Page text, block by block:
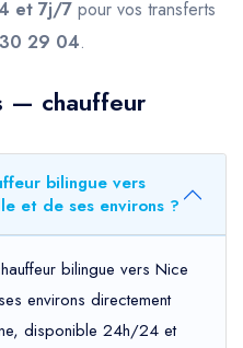
et 7j/7 pour vos transferts
29 04.
— chauffeur
bilingue vers
et de ses environs ?
bilingue vers Nice
environs directement
disponible 24h/24 et